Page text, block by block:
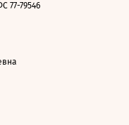
77-79546